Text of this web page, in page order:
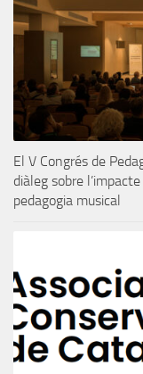
El V Congrés de
diàleg sobre
pedagogia musical